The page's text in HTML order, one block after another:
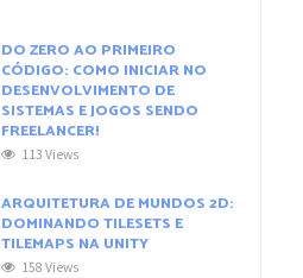
DO ZERO AO PRIMEIRO
CÓDIGO: COMO INICIAR NO
DESENVOLVIMENTO DE
SISTEMAS E JOGOS SENDO
FREELANCER!
113 Views
ARQUITETURA DE MUNDOS 2D:
DOMINANDO TILESETS E
TILEMAPS NA UNITY
158 Views